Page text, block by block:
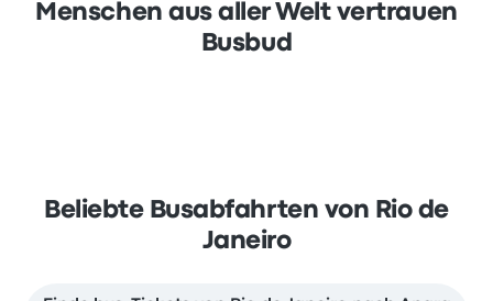
Menschen aus aller Welt vertrauen
Busbud
Beliebte Busabfahrten von Rio de
Janeiro